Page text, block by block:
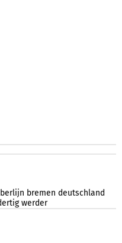
berlijn bremen deutschland
werder